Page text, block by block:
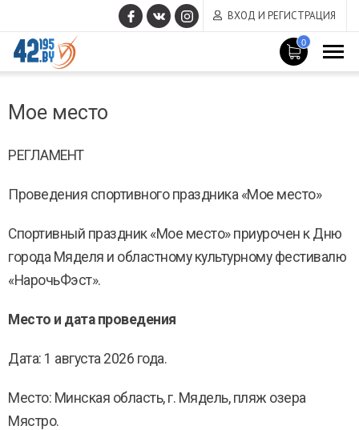
ВХОД И РЕГИСТРАЦИЯ
0
MAIN
CONTENT
14,
Мое место
РЕГЛАМЕНТ
Проведения спортивного праздника «Мое место»
Спортивный праздник «Мое место» приурочен к Дню
города Мяделя и областному культурному фестивалю
«НарочьФэст».
Место и дата проведения
Дата: 1 августа 2026 года.
Место: Минская область, г. Мядель, пляж озера
Мястро.